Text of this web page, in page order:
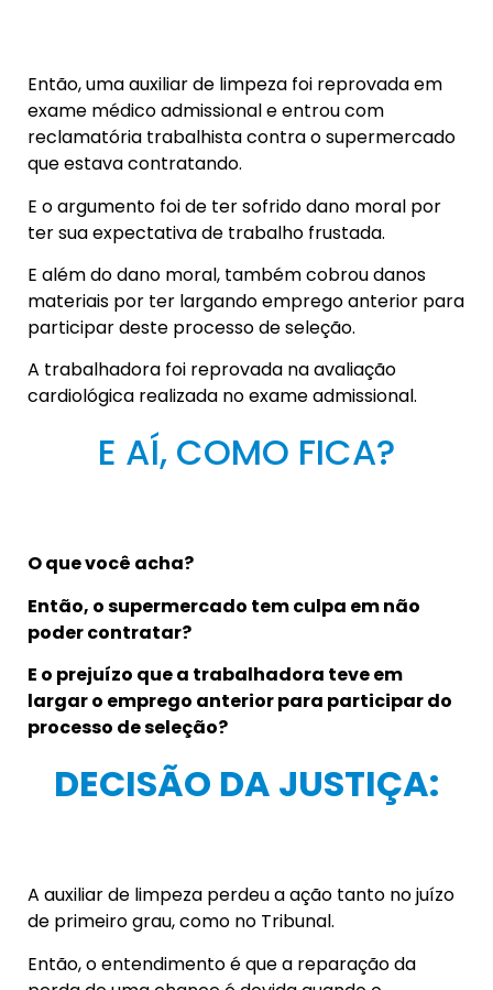
Então, uma auxiliar de limpeza foi reprovada em
exame médico admissional e entrou com
reclamatória trabalhista contra o supermercado
que estava contratando.
E o argumento foi de ter sofrido dano moral por
ter sua expectativa de trabalho frustada.
E além do dano moral, também cobrou danos
materiais por ter largando emprego anterior para
participar deste processo de seleção.
A trabalhadora foi reprovada na avaliação
cardiológica realizada no exame admissional.
E AÍ, COMO FICA?
O que você acha?
Então, o supermercado tem culpa em não
poder contratar?
E o prejuízo que a trabalhadora teve em
largar o emprego anterior para participar do
processo de seleção?
DECISÃO DA JUSTIÇA:
A auxiliar de limpeza perdeu a ação tanto no juízo
de primeiro grau, como no Tribunal.
Então, o entendimento é que a reparação da